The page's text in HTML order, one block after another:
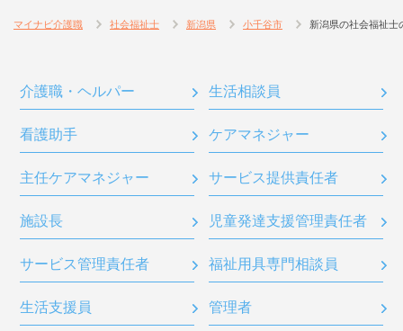
マイナビ介護職 社会福祉士 新潟県 小千谷市 新潟県の社会福祉士
介護職・ヘルパー 生活相談員
看護助手 ケアマネジャー
主任ケアマネジャー サービス提供責任者
施設長 児童発達支援管理責任者
サービス管理責任者 福祉用具専門相談員
生活支援員 管理者